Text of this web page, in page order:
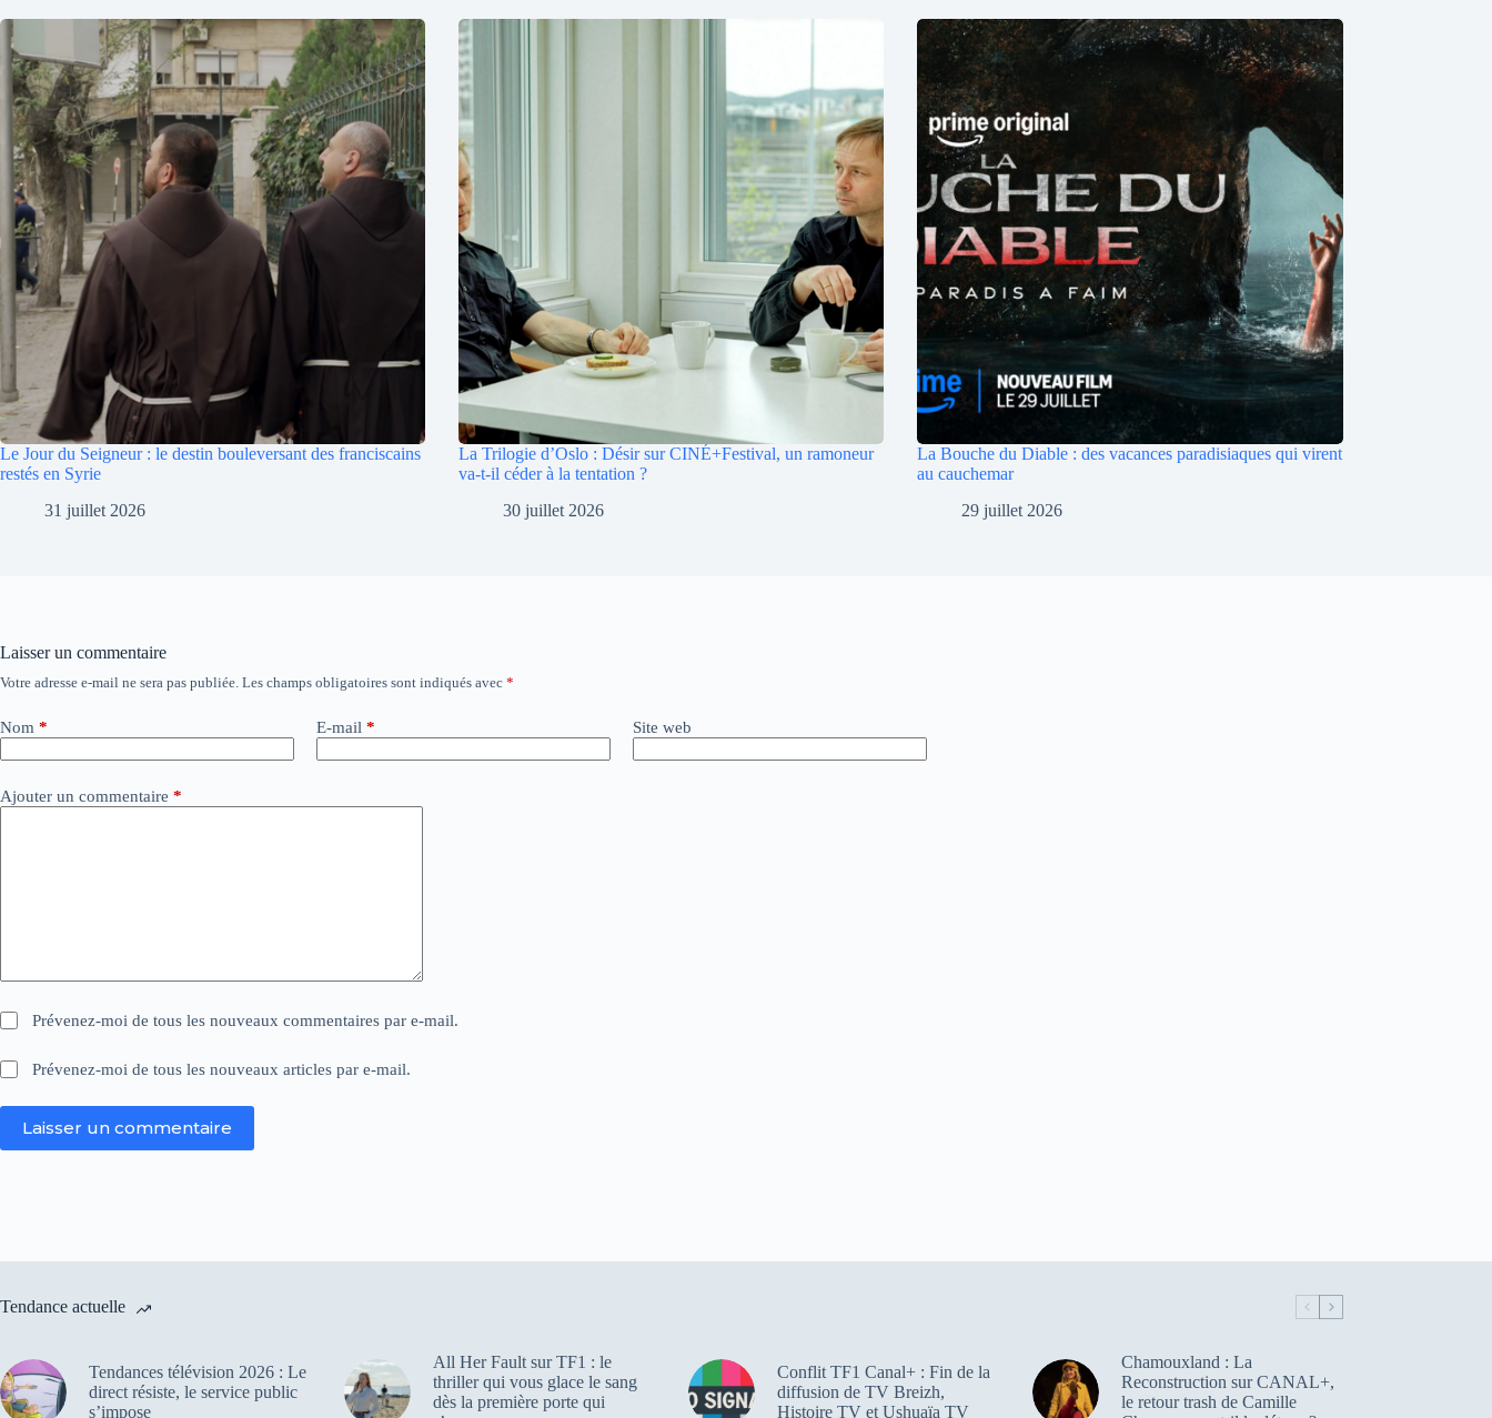
Le Jour du Seigneur : le destin bouleversant des franciscains
restés en Syrie
31 juillet 2026
La Trilogie d’Oslo : Désir sur CINÉ+Festival, un ramoneur
va-t-il céder à la tentation ?
30 juillet 2026
La Bouche du Diable : des vacances paradisiaques qui virent
au cauchemar
29 juillet 2026
Laisser un commentaire
Votre adresse e-mail ne sera pas publiée. Les champs obligatoires sont indiqués avec *
Nom * E-mail * Site web
Ajouter un commentaire *
Prévenez-moi de tous les nouveaux commentaires par e-mail.
Prévenez-moi de tous les nouveaux articles par e-mail.
Laisser un commentaire
A
t
e
r
a
Tendance actuelle
Tendances télévision 2026 : Le
direct résiste, le service public
s’impose
All Her Fault sur TF1 : le
thriller qui vous glace le sang
dès la première porte qui
Conflit TF1 Canal+ : Fin de la
diffusion de TV Breizh,
Histoire TV et Ushuaïa TV
Chamouxland : La
Reconstruction sur CANAL+,
le retour trash de Camille